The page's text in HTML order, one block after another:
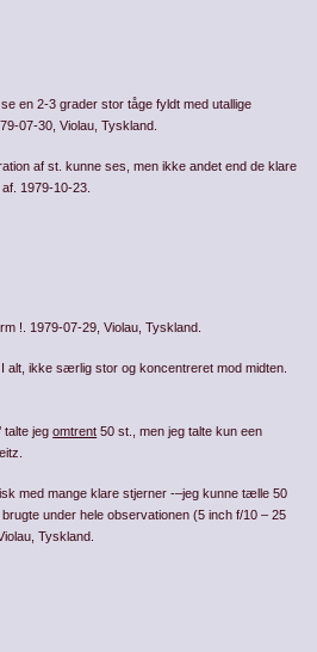
en 2-3 grader stor tåge fyldt med utallige
07-30, Violau, Tyskland.
af st. kunne ses, men ikke andet end de klare
1979-10-23.
!. 1979-07-29, Violau, Tyskland.
alt, ikke særlig stor og koncentreret mod midten.
talte jegomtrent 50 st., men jeg talte kun een
med mange klare stjerner -–jeg kunne tælle 50
under hele observationen (5 inch f/10 – 25
Tyskland.